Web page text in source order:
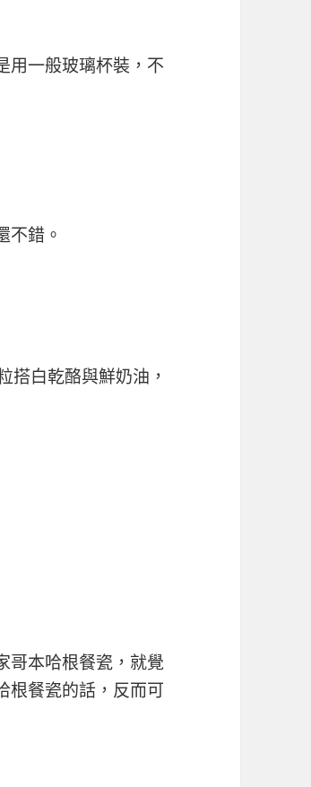
用一般玻璃杯裝，不
不錯。
搭白乾酪與鮮奶油，
哥本哈根餐瓷，就覺
根餐瓷的話，反而可